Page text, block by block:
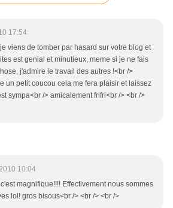
17:54
viens de tomber par hasard sur votre blog et
est genial et minutieux, meme si je ne fais
j'admire le travail des autres !<br />
un petit coucou cela me fera plaisir et laissez
sympa<br /> amicalement frifri<br /> <br />
10:04
magnifique!!!! Effectivement nous sommes
lol! gros bisous<br /> <br /> <br />